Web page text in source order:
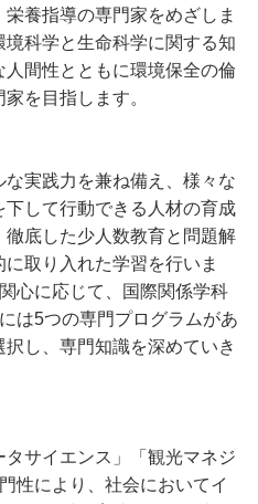
養指導の専門家をめざしま
科学と生命科学に関する知
間性とともに環境保全の倫
を目指します。
実践力を兼ね備え、様々な
して行動できる人材の育成
底した少人数教育と問題解
取り入れた学習を行いま
心に応じて、国際関係学科
は5つの専門プログラムがあ
し、専門知識を深めていき
タサイエンス」「観光マネジ
性により、社会においてイ